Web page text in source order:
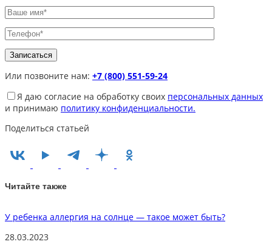
Или позвоните нам: +7 (800) 551-59-24
Я даю согласие на обработку своих персональных данных
и принимаю политику конфиденциальности.
Поделиться статьей
Читайте также
У ребенка аллергия на солнце — такое может быть?
28.03.2023